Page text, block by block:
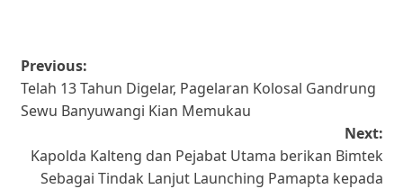
Post
navigation
Previous:
Telah 13 Tahun Digelar, Pagelaran Kolosal Gandrung
Sewu Banyuwangi Kian Memukau
Next:
Kapolda Kalteng dan Pejabat Utama berikan Bimtek
Sebagai Tindak Lanjut Launching Pamapta kepada